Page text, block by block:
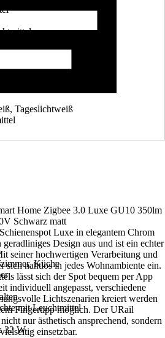
Tageslichtweiß
Küche
mit Leuchtmittel
32 W
Home Zigbee 3.0 Luxe GU10 350lm
Schwarz matt
Luxe in elegantem Chrom
Design aus und ist ein echter
seiner hochwertigen Verarbeitung und
sich nahtlos in jedes Wohnambiente ein.
lässt sich der Spot bequem per App
individuell angepasst, verschiedene
Lichtszenarien kreiert werden
Fingertipp möglich. Der URail
nur ästhetisch ansprechend, sondern
einsetzbar.